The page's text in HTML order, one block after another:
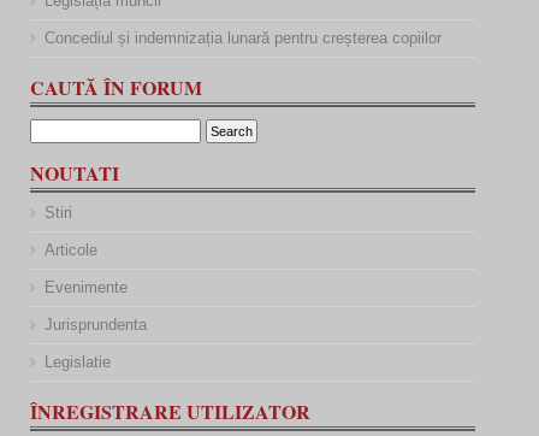
Concediul și indemnizația lunară pentru creșterea copiilor
CAUTĂ ÎN FORUM
NOUTATI
Stiri
Articole
Evenimente
Jurisprundenta
Legislatie
ÎNREGISTRARE UTILIZATOR